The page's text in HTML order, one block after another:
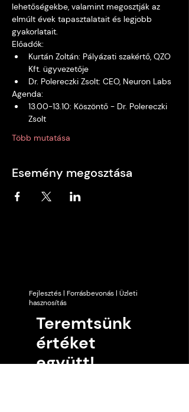
lehetőségekbe, valamint megosztják az
elmúlt évek tapasztalatait és legjobb
gyakorlatait.
Előadók:
Kurtán Zoltán: Pályázati szakértő, QZO
Kft. ügyvezetője
Dr. Polereczki Zsolt: CEO, Neuron Labs
Agenda:
13.00-13.10: Köszöntő - Dr. Polereczki
Zsolt
Több mutatása
Esemény megosztása
Fejlesztés | Forrásbevonás | Üzleti
hasznosítás
Teremtsünk
értéket
együtt!